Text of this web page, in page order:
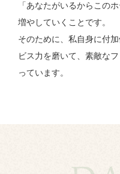
「あなたがいるからこの
増やしていくことです。
そのために、私自身に付
ビス力を磨いて、素敵な
っています。